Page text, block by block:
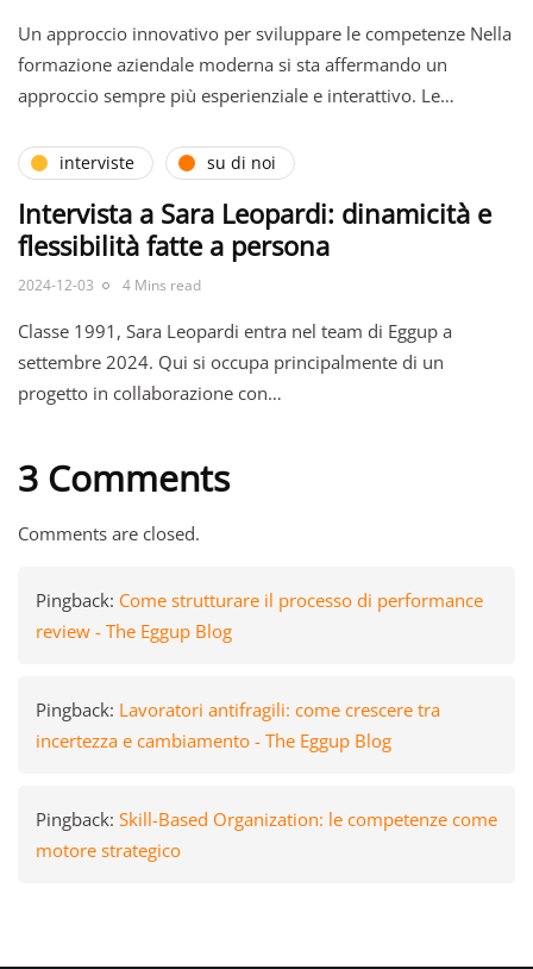
Un approccio innovativo per sviluppare le competenze Nella
formazione aziendale moderna si sta affermando un
approccio sempre più esperienziale e interattivo. Le…
interviste su di noi
Intervista a Sara Leopardi: dinamicità e
flessibilità fatte a persona
2024-12-03 4 Mins read
Classe 1991, Sara Leopardi entra nel team di Eggup a
settembre 2024. Qui si occupa principalmente di un
progetto in collaborazione con…
3 Comments
Comments are closed.
Pingback: Come strutturare il processo di performance
review - The Eggup Blog
Pingback: Lavoratori antifragili: come crescere tra
incertezza e cambiamento - The Eggup Blog
Pingback: Skill-Based Organization: le competenze come
motore strategico